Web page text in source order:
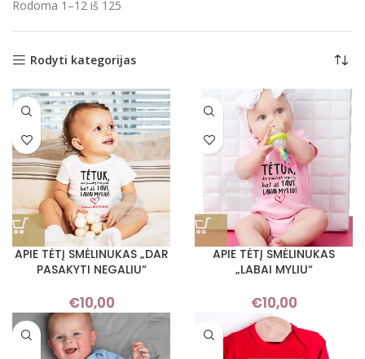
Rodoma 1–12 iš 125
Rodyti kategorijas
APIE TĖTĮ SMĖLINUKAS „DAR
PASAKYTI NEGALIU“
€10,00
APIE TĖTĮ SMĖLINUKAS
„LABAI MYLIU“
€10,00